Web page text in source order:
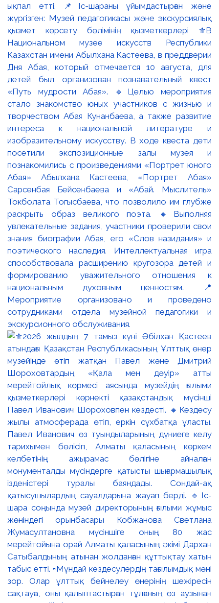
ықпал етті. 📌Іс-шараны ұйымдастырған және
жүргізген: Музей педагогикасы және экскурсиялық
қызмет көрсету бөлімінің қызметкерлері ⚜️В
Национальном музее искусств Республики
Казахстан имени Абылхана Кастеева, в преддверии
Дня Абая, который отмечается 10 августа, для
детей был организован познавательный квест
«Путь мудрости Абая». 🔹Целью мероприятия
стало знакомство юных участников с жизнью и
творчеством Абая Кунанбаева, а также развитие
интереса к национальной литературе и
изобразительному искусству. В ходе квеста дети
посетили экспозиционные залы музея и
познакомились с произведениями «Портрет юного
Абая» Абылхана Кастеева, «Портрет Абая»
Сарсенбая Бейсенбаева и «Абай. Мыслитель»
Токболата Тогысбаева, что позволило им глубже
раскрыть образ великого поэта. 🔸Выполняя
увлекательные задания, участники проверили свои
знания биографии Абая, его «Слов назидания» и
поэтического наследия. Интеллектуальная игра
способствовала расширению кругозора детей и
формированию уважительного отношения к
национальным духовным ценностям. 📍
Мероприятие организовано и проведено
сотрудниками отдела музейной педагогики и
экскурсионного обслуживания.